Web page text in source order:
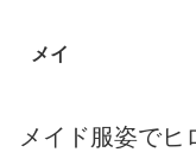
メイ
メイド服姿で